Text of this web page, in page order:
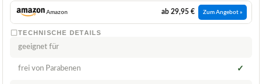
Amazon ab 29,95 € Zum Angebot »
TECHNISCHE DETAILS
geeignet für
frei von Parabenen ✓